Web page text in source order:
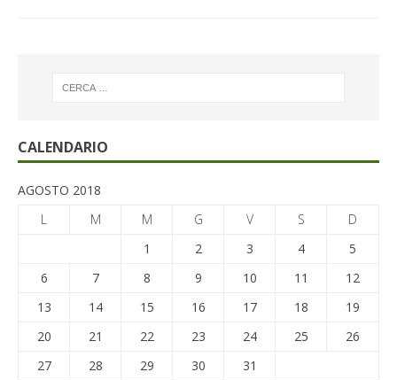
CALENDARIO
AGOSTO 2018
L
M M G V S
D
1
2 3 4
5
6
7 8 9 10 11
12
13
14 15 16 17 18
19
20
21 22 23 24 25
26
27
28 29 30 31